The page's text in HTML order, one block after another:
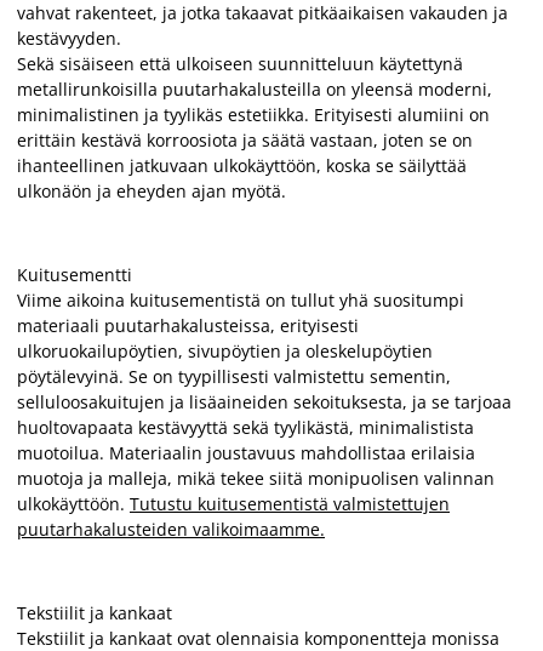
vahvat rakenteet, ja jotka takaavat pitkäaikaisen vakauden ja
kestävyyden.
Sekä sisäiseen että ulkoiseen suunnitteluun käytettynä
metallirunkoisilla puutarhakalusteilla on yleensä moderni,
minimalistinen ja tyylikäs estetiikka. Erityisesti alumiini on
erittäin kestävä korroosiota ja säätä vastaan, joten se on
ihanteellinen jatkuvaan ulkokäyttöön, koska se säilyttää
ulkonäön ja eheyden ajan myötä.
Kuitusementti
Viime aikoina kuitusementistä on tullut yhä suositumpi
materiaali puutarhakalusteissa, erityisesti
ulkoruokailupöytien, sivupöytien ja oleskelupöytien
pöytälevyinä. Se on tyypillisesti valmistettu sementin,
selluloosakuitujen ja lisäaineiden sekoituksesta, ja se tarjoaa
huoltovapaata kestävyyttä sekä tyylikästä, minimalistista
muotoilua. Materiaalin joustavuus mahdollistaa erilaisia
muotoja ja malleja, mikä tekee siitä monipuolisen valinnan
ulkokäyttöön. Tutustu kuitusementistä valmistettujen
puutarhakalusteiden valikoimaamme.
Tekstiilit ja kankaat
Tekstiilit ja kankaat ovat olennaisia ​​komponentteja monissa